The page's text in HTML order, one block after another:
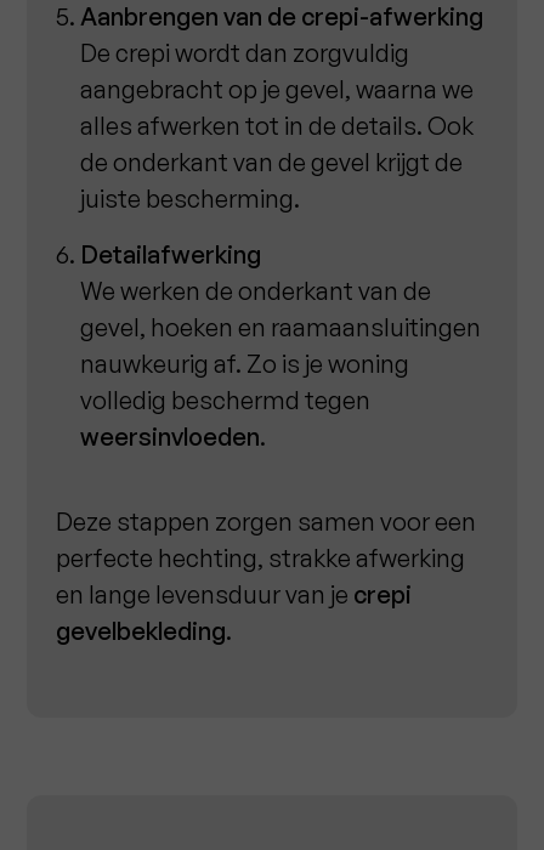
Aanbrengen van de crepi-afwerking
De crepi wordt dan zorgvuldig
aangebracht op je gevel, waarna we
alles afwerken tot in de details. Ook
de onderkant van de gevel krijgt de
juiste bescherming.
Detailafwerking
We werken de onderkant van de
gevel, hoeken en raamaansluitingen
nauwkeurig af. Zo is je woning
volledig beschermd tegen
weersinvloeden.
Deze stappen zorgen samen voor een
perfecte hechting, strakke afwerking
en lange levensduur van je crepi
gevelbekleding.